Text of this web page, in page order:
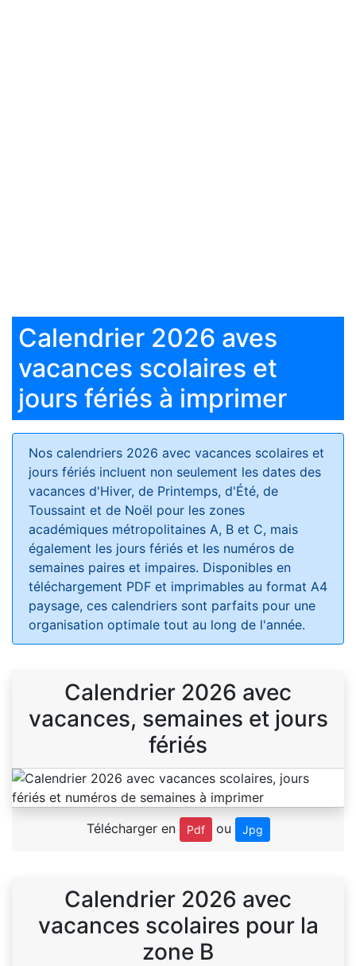
Calendrier 2026 aves
vacances scolaires et
jours fériés à imprimer
Nos calendriers 2026 avec vacances scolaires et
jours fériés incluent non seulement les dates des
vacances d'Hiver, de Printemps, d'Été, de
Toussaint et de Noël pour les zones
académiques métropolitaines A, B et C, mais
également les jours fériés et les numéros de
semaines paires et impaires. Disponibles en
téléchargement PDF et imprimables au format A4
paysage, ces calendriers sont parfaits pour une
organisation optimale tout au long de l'année.
Calendrier 2026 avec
vacances, semaines et jours
fériés
Télécharger en Pdf ou Jpg
Calendrier 2026 avec
vacances scolaires pour la
zone B